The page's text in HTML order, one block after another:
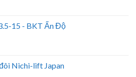
15 - BKT Ấn Độ
Nichi-lift Japan